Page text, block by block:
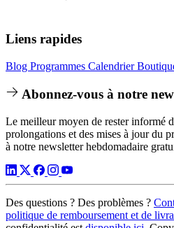
Liens rapides
Blog Programmes Calendrier
Abonnez-vous à notre
Le meilleur moyen de rester informé
prolongations et des mises à jour du
à notre newsletter hebdomadaire
Des questions ? Des problèmes ?
politique de remboursement et de